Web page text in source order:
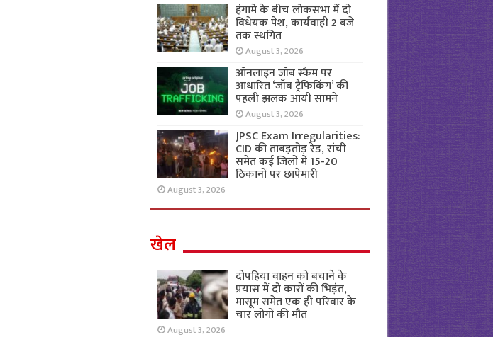
हंगामे के बीच लोकसभा में दो
विधेयक पेश, कार्यवाही 2 बजे
तक स्थगित
August 3, 2026
ऑनलाइन जॉब स्कैम पर
आधारित ‘जॉब ट्रैफिकिंग’ की
पहली झलक आयी सामने
August 3, 2026
JPSC Exam Irregularities:
CID की ताबड़तोड़ रेड, रांची
समेत कई जिलों में 15-20
ठिकानों पर छापेमारी
August 3, 2026
खेल
दोपहिया वाहन को बचाने के
प्रयास में दो कारों की भिड़ंत,
मासूम समेत एक ही परिवार के
चार लोगों की मौत
August 3, 2026